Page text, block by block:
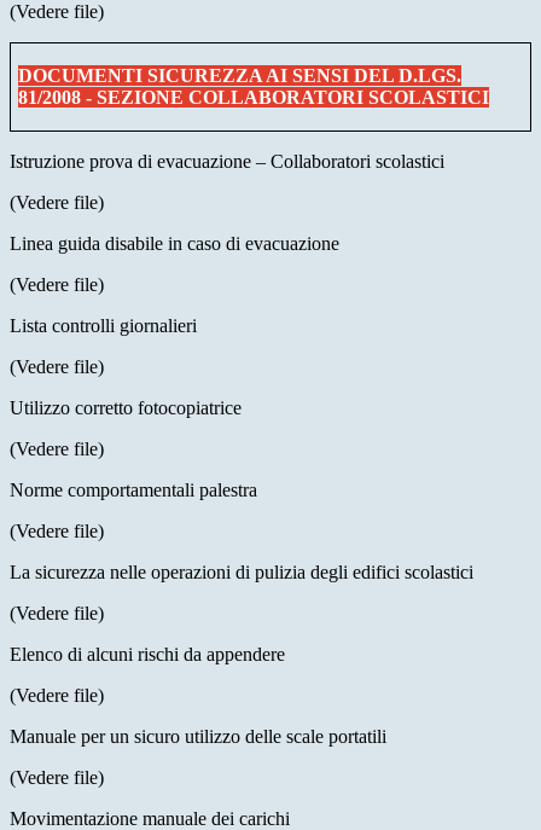
(Vedere file)
DOCUMENTI SICUREZZA AI SENSI DEL D.LGS.
81/2008 - SEZIONE COLLABORATORI SCOLASTICI
Istruzione prova di evacuazione – Collaboratori scolastici
(Vedere file)
Linea guida disabile in caso di evacuazione
(Vedere file)
Lista controlli giornalieri
(Vedere file)
Utilizzo corretto fotocopiatrice
(Vedere file)
Norme comportamentali palestra
(Vedere file)
La sicurezza nelle operazioni di pulizia degli edifici scolastici
(Vedere file)
Elenco di alcuni rischi da appendere
(Vedere file)
Manuale per un sicuro utilizzo delle scale portatili
(Vedere file)
Movimentazione manuale dei carichi